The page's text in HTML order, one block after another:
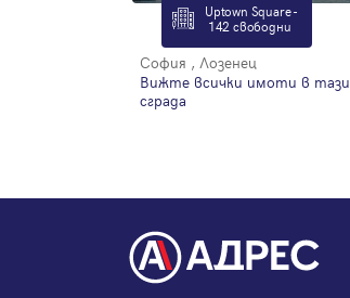
Uptown Square -
142 свободни
София , Лозенец
Вижте всички имоти в тази
сграда